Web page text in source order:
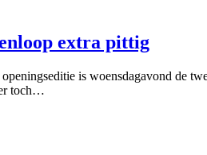
extra pittig
is woensdagavond de
toch…